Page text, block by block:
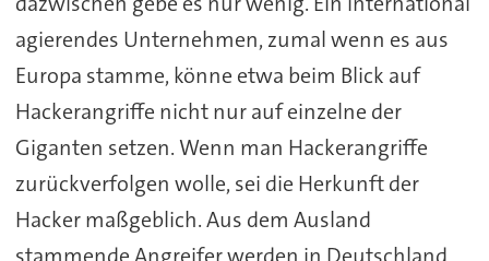
agierendes Unternehmen, zumal wenn es aus
Europa stamme, könne etwa beim Blick auf
Hackerangriffe nicht nur auf einzelne der
Giganten setzen. Wenn man Hackerangriffe
zurückverfolgen wolle, sei die Herkunft der
Hacker maßgeblich. Aus dem Ausland